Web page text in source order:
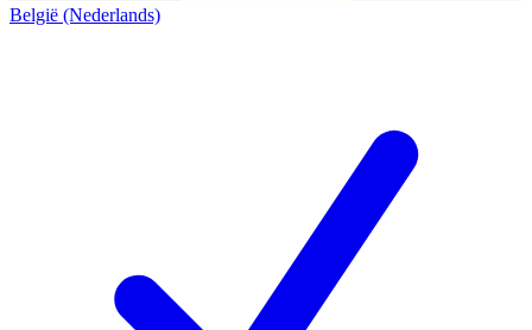
België (Nederlands)